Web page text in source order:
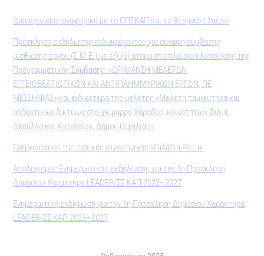
Διευκρινίσεις αναφορικά με το ΟΠΣΚΑΠ και το θεσμικό πλαίσιο
Πρόσκληση εκδήλωσης ενδιαφέροντος για σύναψη σύμβασης
μίσθωσης έργου (Σ.Μ.Ε.) με έξι (6) άτομα στο πλαίσιο υλοποίησης της
Προγραμματικής Σύμβασης: «ΩΡΙΜΑΝΣΗ ΜΕΛΕΤΩΝ
ΕΓΓΕΙΟΒΕΛΤΙΩΤΙΚΩΝ ΚΑΙ ΑΝΤΙΠΛΗΜΜΥΡΙΚΩΝ ΕΡΓΩΝ, ΠΕ
ΜΕΣΣΗΝΙΑΣ» και ειδικότερα της μελέτης «Μελέτη ταμιευτήρα και
αρδευτικών δικτύων στο χείμαρρο Χάραδρο, κοινοτήτων Φίλια,
Δεσύλλα και Καρνασίου, Δήμου Οιχαλίας».
Ενεργοποίηση της τοπικής στρατηγικής «Γαλάζια Ρότα»
Απολογισμός Ενημερωτικής εκδήλωσης για την 1η Πρόσκληση
Δημοσίου Χαρακτήρα LEADER/ΣΣ ΚΑΠ 2023–2027
Ενημερωτική εκδήλωση για την 1η Πρόσκληση Δημοσίου Χαρακτήρα
LEADER/ΣΣ ΚΑΠ 2023–2027